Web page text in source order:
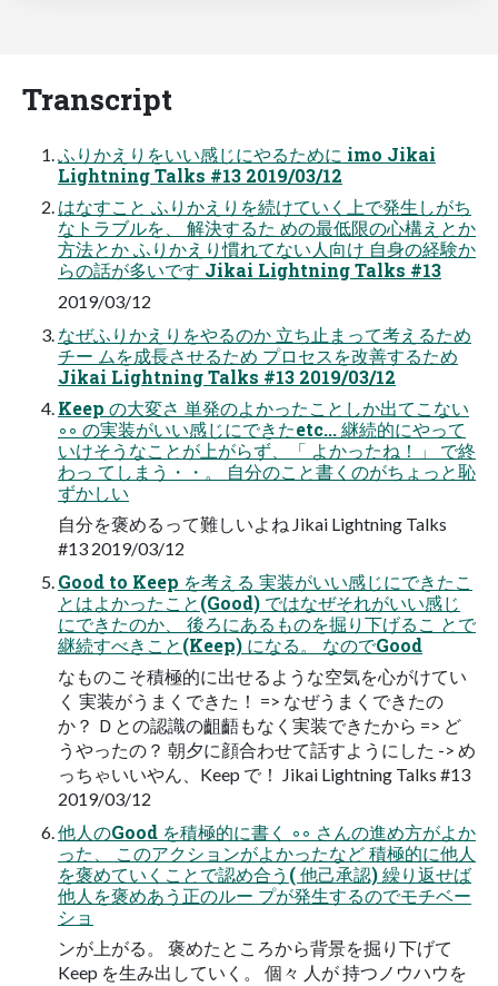
Transcript
ふりかえりをいい感じにやるために imo Jikai
Lightning Talks #13 2019/03/12
はなすこと ふりかえりを続けていく上で発生しがち
なトラブルを、 解決するた めの最低限の心構えとか
方法とか ふりかえり慣れてない人向け 自身の経験か
らの話が多いです Jikai Lightning Talks #13
2019/03/12
なぜふりかえりをやるのか 立ち止まって考えるため
チー ムを成長させるため プロセスを改善するため
Jikai Lightning Talks #13 2019/03/12
Keep の大変さ 単発のよかったことしか出てこない
◦◦ の実装がいい感じにできたetc... 継続的にやって
いけそうなことが上がらず、「 よかったね！」 で終
わっ てしまう・・。 自分のこと書くのがちょっと恥
ずかしい
自分を褒めるって難しいよね Jikai Lightning Talks
#13 2019/03/12
Good to Keep を考える 実装がいい感じにできたこ
とはよかったこと(Good) ではなぜそれがいい感じ
にできたのか、 後ろにあるものを掘り下げるこ とで
継続すべきこと(Keep) になる。 なのでGood
なものこそ積極的に出せるような空気を心がけてい
く 実装がうまくできた！ => なぜうまくできたの
か？ Ｄとの認識の齟齬もなく実装できたから => ど
うやったの？ 朝夕に顔合わせて話すようにした -> め
っちゃいいやん、Keep で！ Jikai Lightning Talks #13
2019/03/12
他人のGood を積極的に書く ◦◦ さんの進め方がよか
った、 このアクションがよかったなど 積極的に他人
を褒めていくことで認め合う( 他己承認) 繰り返せば
他人を褒めあう正のルー プが発生するのでモチベー
ショ
ンが上がる。 褒めたところから背景を掘り下げて
Keep を生み出していく。 個々 人が 持つノウハウを